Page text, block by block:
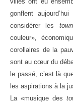
gonflent
considérer les
couleur»,
corollaires de la
sont au cœur du
le passé, c’est là
les aspirations à la
La «musique des